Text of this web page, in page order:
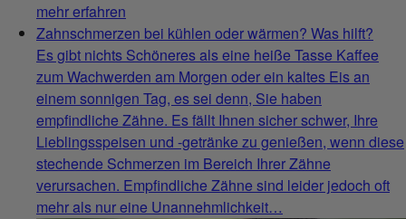
mehr erfahren
Zahnschmerzen bei kühlen oder wärmen? Was hilft?
Es gibt nichts Schöneres als eine heiße Tasse Kaffee
zum Wachwerden am Morgen oder ein kaltes Eis an
einem sonnigen Tag, es sei denn, Sie haben
empfindliche Zähne. Es fällt Ihnen sicher schwer, Ihre
Lieblingsspeisen und -getränke zu genießen, wenn diese
stechende Schmerzen im Bereich Ihrer Zähne
verursachen. Empfindliche Zähne sind leider jedoch oft
mehr als nur eine Unannehmlichkeit…